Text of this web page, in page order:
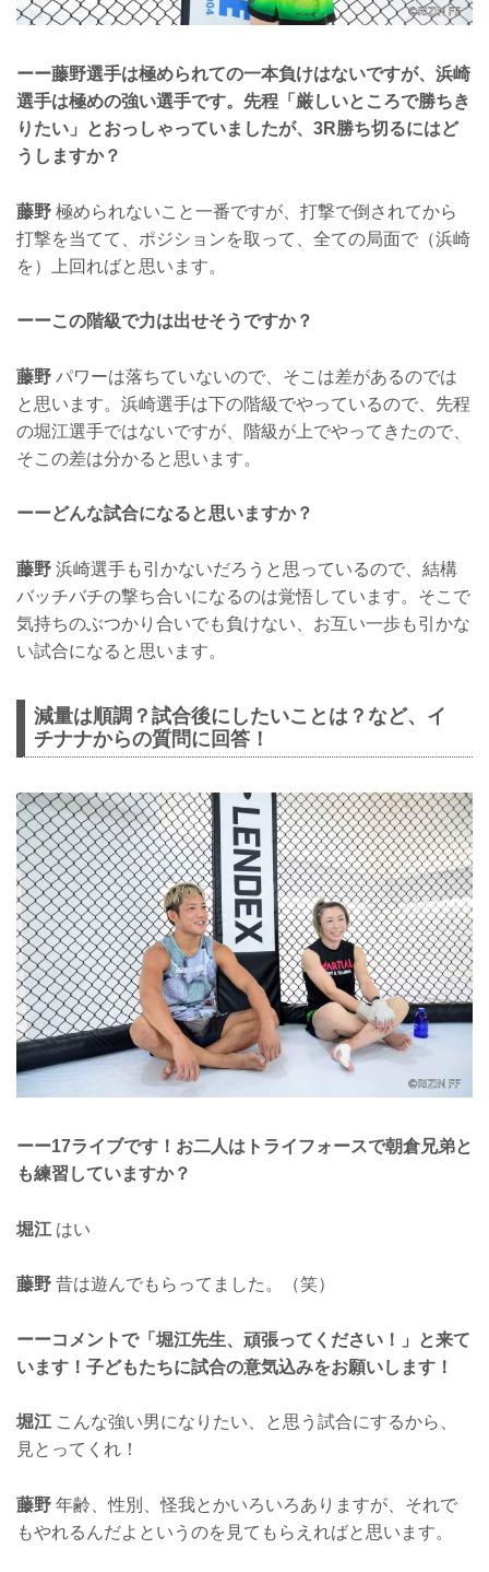
ーー藤野選手は極められての一本負けはないですが、浜崎
選手は極めの強い選手です。先程「厳しいところで勝ちき
りたい」とおっしゃっていましたが、3R勝ち切るにはど
うしますか？
藤野 極められないこと一番ですが、打撃で倒されてから
打撃を当てて、ポジションを取って、全ての局面で（浜崎
を）上回ればと思います。
ーーこの階級で力は出せそうですか？
藤野 パワーは落ちていないので、そこは差があるのでは
と思います。浜崎選手は下の階級でやっているので、先程
の堀江選手ではないですが、階級が上でやってきたので、
そこの差は分かると思います。
ーーどんな試合になると思いますか？
藤野 浜崎選手も引かないだろうと思っているので、結構
バッチバチの撃ち合いになるのは覚悟しています。そこで
気持ちのぶつかり合いでも負けない、お互い一歩も引かな
い試合になると思います。
減量は順調？試合後にしたいことは？など、イ
チナナからの質問に回答！
ーー17ライブです！お二人はトライフォースで朝倉兄弟と
も練習していますか？
堀江 はい
藤野 昔は遊んでもらってました。（笑）
ーーコメントで「堀江先生、頑張ってください！」と来て
います！子どもたちに試合の意気込みをお願いします！
堀江 こんな強い男になりたい、と思う試合にするから、
見とってくれ！
藤野 年齢、性別、怪我とかいろいろありますが、それで
もやれるんだよというのを見てもらえればと思います。